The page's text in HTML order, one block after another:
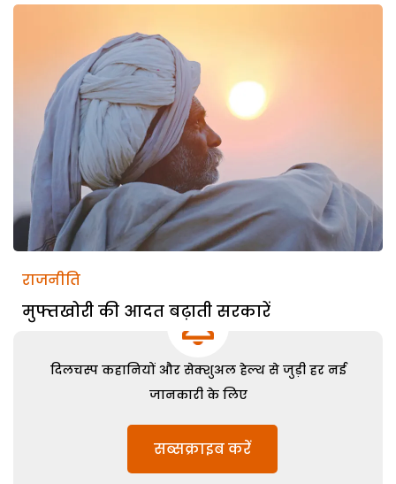
राजनीति
मुफ्तखोरी की आदत बढ़ाती सरकारें
दिलचस्प कहानियों और सेक्शुअल हेल्थ से जुड़ी हर नई
जानकारी के लिए
सब्सक्राइब करें